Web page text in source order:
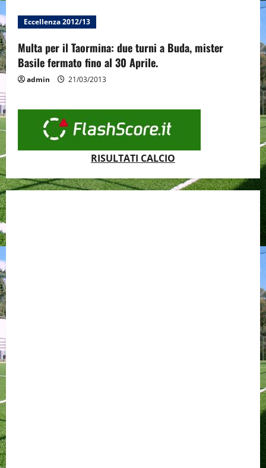
Eccellenza 2012/13
Multa per il Taormina: due turni a Buda, mister
Basile fermato fino al 30 Aprile.
admin 21/03/2013
RISULTATI CALCIO